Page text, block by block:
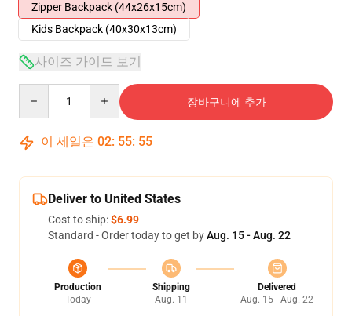
Zipper Backpack (44x26x15cm)
Kids Backpack (40x30x13cm)
사이즈 가이드 보기
장바구니에 추가
이 세일은 02: 55: 54
Deliver to United States
Cost to ship:$6.99
Standard - Order today to get byAug. 15 - Aug. 22
Production
Today
Shipping
Aug. 11
Delivered
Aug. 15 - Aug. 22